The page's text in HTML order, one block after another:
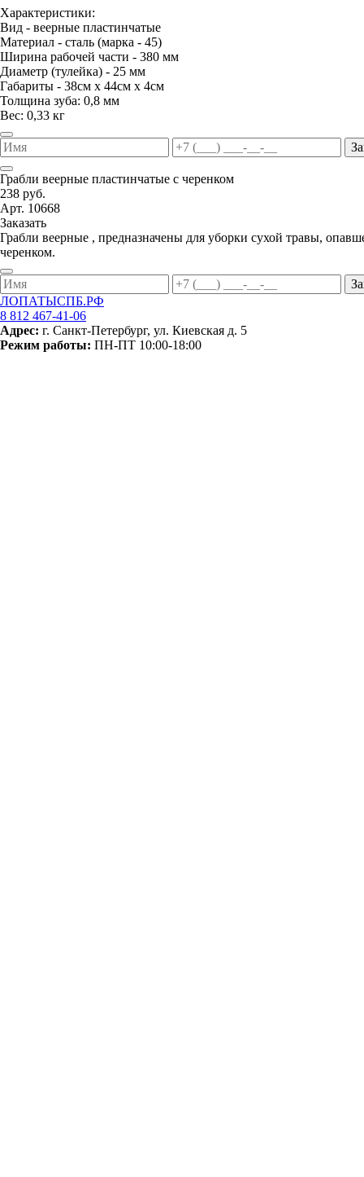
Характеристики:
Вид - веерные пластинчатые
Материал - сталь (марка - 45)
Ширина рабочей части - 380 мм
Диаметр (тулейка) - 25 мм
Габариты - 38см х 44см х 4см
Толщина зуба: 0,8 мм
Вес: 0,33 кг
Грабли веерные пластинчатые с черенком
238 руб.
Арт. 10668
Заказать
Грабли веерные , предназначены для уборки сухой травы,
черенком.
ЛОПАТЫСПБ.РФ
8 812 467-41-06
Адрес: г. Санкт-Петербург, ул. Киевская д. 5
Режим работы: ПН-ПТ 10:00-18:00